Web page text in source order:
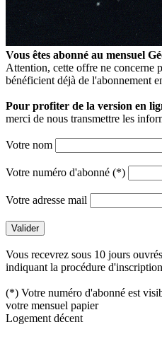
Vous êtes abonné au mensuel
Attention, cette offre ne concerne
bénéficient déjà de l'abonnement
Pour profiter de la version en
merci de nous transmettre les
Votre nom
Votre numéro d'abonné (*)
Votre adresse mail
Vous recevrez sous 10 jours
indiquant la procédure d'inscription
(*) Votre numéro d'abonné est
votre mensuel papier
Logement décent